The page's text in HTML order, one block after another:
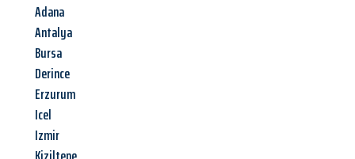
Adana
Antalya
Bursa
Derince
Erzurum
Icel
Izmir